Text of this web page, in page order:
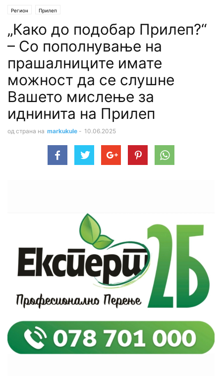
Регион Прилеп
„Како до подобар Прилеп?“
– Со пополнување на
прашалниците имате
можност да се слушне
Вашето мислење за
иднинита на Прилеп
од страна на markukule - 10.06.2025